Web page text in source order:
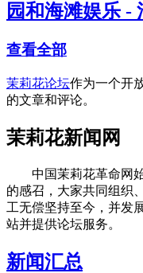
园和海滩娱乐 -
查看全部
茉莉花论坛作为一个开
的文章和评论。
茉莉花新闻网
中国茉莉花革命网始
的感召，大家共同组织
工无偿坚持至今，并发
站并提供论坛服务。
新闻汇总